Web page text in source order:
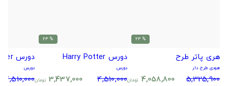
% 24
هری پاتر طرح
هودی طرح دار
5,325,900
4,058,800 تومان
% 24
دورس Harry Potter
دورس
4,510,000
3,437,000 تومان
دورس Harry Potter
دورس
4,510,000